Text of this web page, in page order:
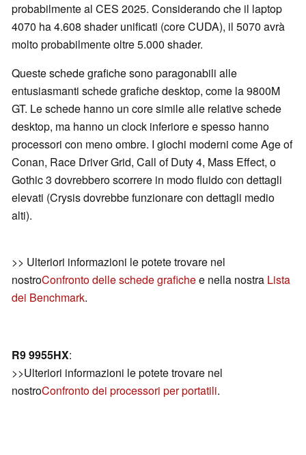
probabilmente al CES 2025. Considerando che il laptop
4070 ha 4.608 shader unificati (core CUDA), il 5070 avrà
molto probabilmente oltre 5.000 shader.
Queste schede grafiche sono paragonabili alle
entusiasmanti schede grafiche desktop, come la 9800M
GT. Le schede hanno un core simile alle relative schede
desktop, ma hanno un clock inferiore e spesso hanno
processori con meno ombre. I giochi moderni come Age of
Conan, Race Driver Grid, Call of Duty 4, Mass Effect, o
Gothic 3 dovrebbero scorrere in modo fluido con dettagli
elevati (Crysis dovrebbe funzionare con dettagli medio
alti).
>> Ulteriori informazioni le potete trovare nel
nostroConfronto delle schede grafichee nella nostra Lista
dei Benchmark.
R9 9955HX:
>>Ulteriori informazioni le potete trovare nel
nostroConfronto dei processori per portatili.